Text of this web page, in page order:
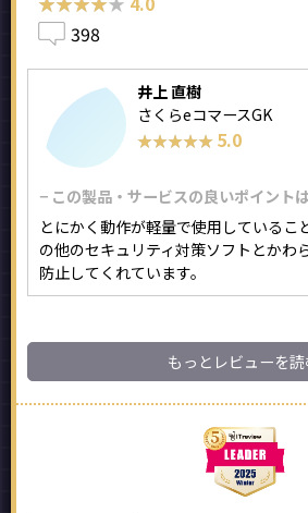
398
井上 直樹
さくらeコマースGK
★★★★★
★★★★★ 5.0
− この製品・サービスの良いポイント
とにかく動作が軽量で使用しているこ
の他のセキュリティ対策ソフトとかわ
防止してくれています。
もっとレビューを読